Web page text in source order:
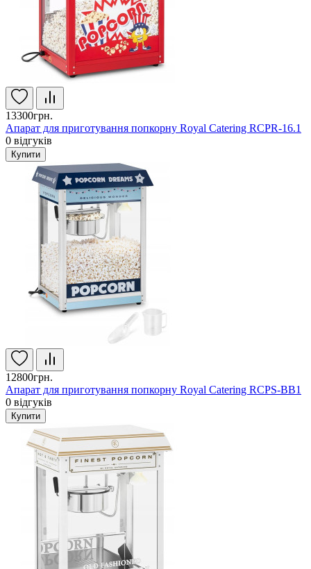
13300грн.
Апарат для приготування попкорну Royal Catering RCPR-16.1
0 відгуків
Купити
12800грн.
Апарат для приготування попкорну Royal Catering RCPS-BB1
0 відгуків
Купити